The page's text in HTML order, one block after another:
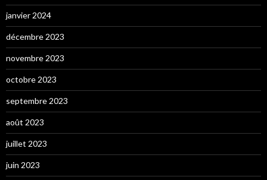
janvier 2024
décembre 2023
novembre 2023
octobre 2023
septembre 2023
août 2023
juillet 2023
juin 2023